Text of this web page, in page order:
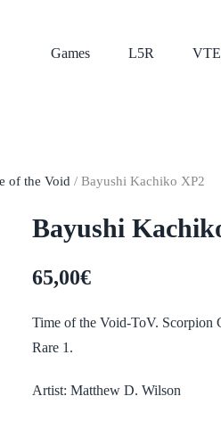
Games L5R
of the Void / Bayushi Kachiko XP2
Bayushi
65,00€
Time of the Void-ToV. Scorpion
Rare 1.
Artist: Matthew D. Wilson